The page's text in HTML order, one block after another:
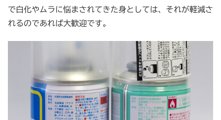
で白化やムラに悩まされてきた身としては、それが軽減さ
れるのであれば大歓迎です。